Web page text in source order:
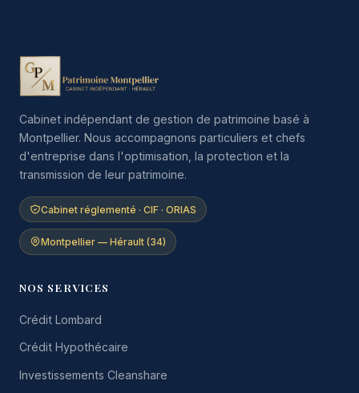
Cabinet indépendant de gestion de patrimoine basé à
Montpellier. Nous accompagnons particuliers et chefs
d'entreprise dans l'optimisation, la protection et la
transmission de leur patrimoine.
Cabinet réglementé · CIF · ORIAS
Montpellier — Hérault (34)
NOS SERVICES
Crédit Lombard
Crédit Hypothécaire
Investissements Cleanshare